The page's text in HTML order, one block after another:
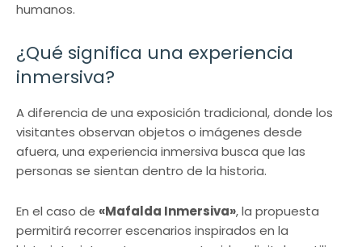
humanos.
¿Qué significa una experiencia
inmersiva?
A diferencia de una exposición tradicional, donde los
visitantes observan objetos o imágenes desde
afuera, una experiencia inmersiva busca que las
personas se sientan dentro de la historia.
En el caso de «Mafalda Inmersiva», la propuesta
permitirá recorrer escenarios inspirados en la